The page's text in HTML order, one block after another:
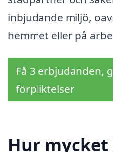
inbjudande miljö,
hemmet eller på
Få 3 erbjudanden,
förpliktelser
Hur